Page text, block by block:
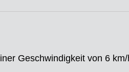
Geschwindigkeit von 6